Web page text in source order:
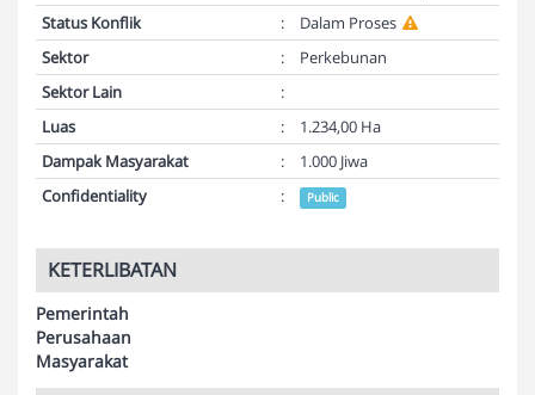
Status Konflik
:
Dalam Proses
Sektor
:
Perkebunan
Sektor Lain
:
Luas
:
1.234,00 Ha
Dampak Masyarakat
:
1.000 Jiwa
Confidentiality
: Public
KETERLIBATAN
Pemerintah
Perusahaan
Masyarakat